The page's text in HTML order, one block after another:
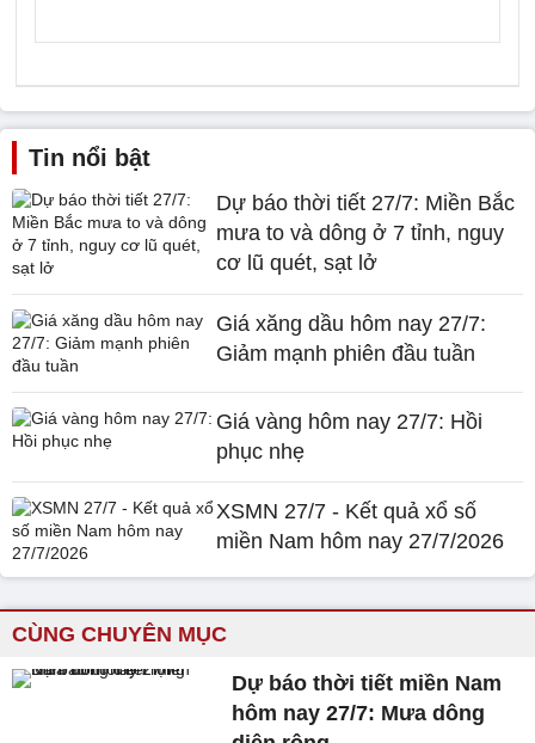
Tin nổi bật
Dự báo thời tiết 27/7: Miền Bắc
mưa to và dông ở 7 tỉnh, nguy
cơ lũ quét, sạt lở
Giá xăng dầu hôm nay 27/7:
Giảm mạnh phiên đầu tuần
Giá vàng hôm nay 27/7: Hồi
phục nhẹ
XSMN 27/7 - Kết quả xổ số
miền Nam hôm nay 27/7/2026
CÙNG CHUYÊN MỤC
Dự báo thời tiết miền Nam
hôm nay 27/7: Mưa dông